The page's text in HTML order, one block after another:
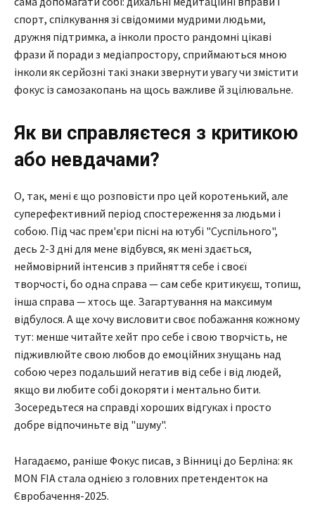
спорт, спілкування зі свідомими мудрими людьми,
дружня підтримка, а інколи просто рандомні цікаві
фрази й поради з медіапростору, сприймаються мною
інколи як серйозні такі знаки звернути увагу чи змістити
фокус із самозакопань на щось важливе й зцілювальне.
Як ви справляєтеся з критикою
або невдачами?
О, так, мені є що розповісти про цей коротенький, але
суперефективний період спостереження за людьми і
собою. Під час прем'єри пісні на ютубі "Суспільного",
десь 2-3 дні для мене відбувся, як мені здається,
неймовірний інтенсив з прийняття себе і своєї
творчості, бо одна справа — сам себе критикуєш, топиш,
інша справа — хтось ще. Загартування на максимум
відбулося. А ще хочу висловити своє побажання кожному
тут: менше читайте хейт про себе і свою творчість, не
підживлюйте свою любов до емоційних знущань над
собою через подальший негатив від себе і від людей,
якщо ви любите собі докоряти і ментально бити.
Зосередьтеся на справді хороших відгуках і просто
добре відпочиньте від "шуму".
Нагадаємо, раніше Фокус писав, з Вінниці до Берліна: як
MON FIA стала однією з головних претенденток на
Євробачення-2025.